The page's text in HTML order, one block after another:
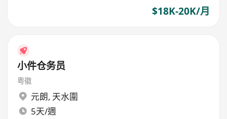
$18K-20K/月
小件仓务员
粤徽
元朗, 天水圍
5天/週